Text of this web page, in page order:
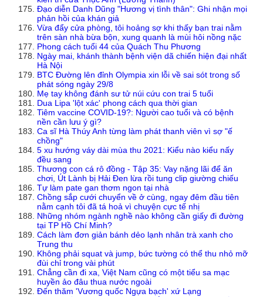
Đạo diễn Danh Dũng "Hương vị tình thân": Ghi nhận mọi
phản hồi của khán giả
Vừa đẩy cửa phòng, tôi hoảng sợ khi thấy bạn trai nằm
trên sàn nhà bừa bộn, xung quanh là mùi hôi nồng nặc
Phong cách tuổi 44 của Quách Thu Phương
Ngày mai, khánh thành bệnh viện dã chiến hiện đại nhất
Hà Nội
BTC Đường lên đỉnh Olympia xin lỗi về sai sót trong số
phát sóng ngày 29/8
Mẹ tay không đánh sư tử núi cứu con trai 5 tuổi
Dua Lipa 'lột xác' phong cách qua thời gian
Tiêm vaccine COVID-19?: Người cao tuổi và có bệnh
nền cần lưu ý gì?
Ca sĩ Hà Thúy Anh từng làm phát thanh viên vì sợ "ế
chồng"
5 xu hướng váy dài mùa thu 2021: Kiểu nào kiểu nấy
đều sang
Thương con cá rô đồng - Tập 35: Vay nặng lãi để ăn
chơi, Út Lành bị Hải Đen lừa rồi tung clip giường chiếu
Tự làm pate gan thơm ngon tại nhà
Chồng sắp cưới chuyển về ở cùng, ngay đêm đầu tiên
nằm cạnh tôi đã tá hoả vì chuyện cực tế nhị
Những nhóm ngành nghề nào không cần giấy đi đường
tại TP Hồ Chí Minh?
Cách làm đơn giản bánh dẻo lạnh nhân trà xanh cho
Trung thu
Không phải squat và jump, bức tường có thể thu nhỏ mỡ
đùi chỉ trong vài phút
Chẳng cần đi xa, Việt Nam cũng có một tiểu sa mạc
huyền ảo đâu thua nước ngoài
Đến thăm 'Vương quốc Ngựa bạch' xứ Lạng